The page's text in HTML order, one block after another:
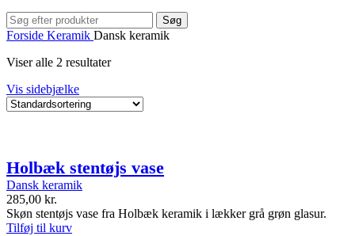
Søg
Forside Keramik Dansk keramik
Viser alle 2 resultater
Vis sidebjælke
Holbæk stentøjs vase
Dansk keramik
285,00 kr.
Skøn stentøjs vase fra Holbæk keramik i lækker grå grøn glasur.
Tilføj til kurv